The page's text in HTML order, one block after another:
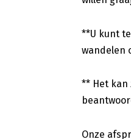
**U kunt
wandelen
** Het
Onze